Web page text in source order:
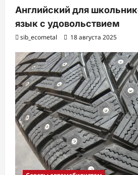
Английский для
язык с удовольствием
sib_ecometal 18 августа 2025